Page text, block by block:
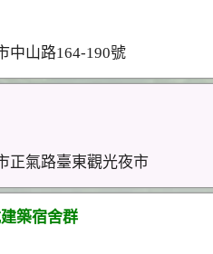
中山路164-190號
正氣路臺東觀光夜市
築宿舍群